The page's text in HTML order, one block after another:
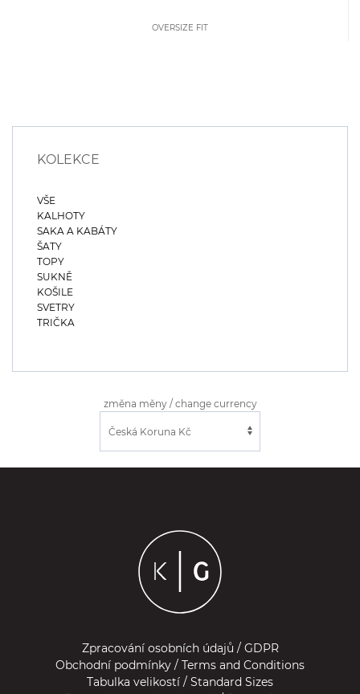
OVERSIZE FIT
KOLEKCE
VŠE
KALHOTY
SAKA A KABÁTY
ŠATY
TOPY
SUKNĚ
KOŠILE
SVETRY
TRIČKA
změna měny / change currency
Zpracování osobních údajů / GDPR
Obchodní podmínky / Terms and Conditions
Tabulka velikostí / Standard Sizes